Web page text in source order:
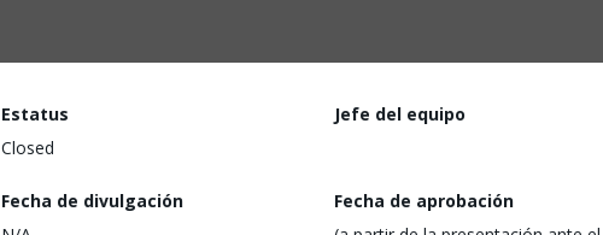
Estatus
Closed
Jefe del equipo
Fecha de divulgación
Fecha de aprobación